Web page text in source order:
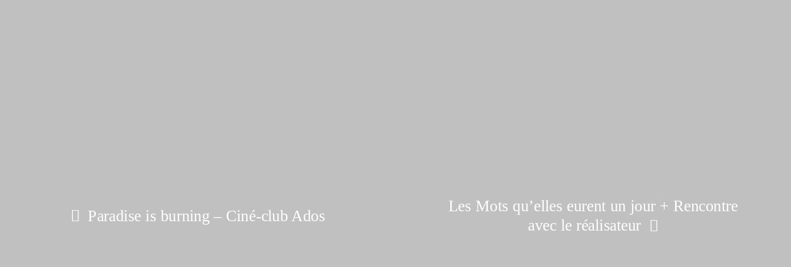
Paradise is burning – Ciné-club Ados
Les Mots qu’elles eurent un jour + Rencontre
avec le réalisateur